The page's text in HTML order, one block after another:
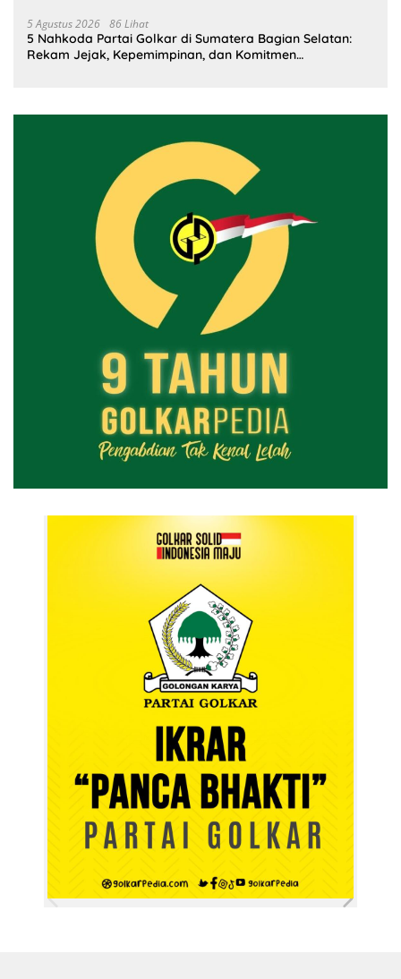
5 Agustus 2026 86 Lihat
5 Nahkoda Partai Golkar di Sumatera Bagian Selatan:
Rekam Jejak, Kepemimpinan, dan Komitmen